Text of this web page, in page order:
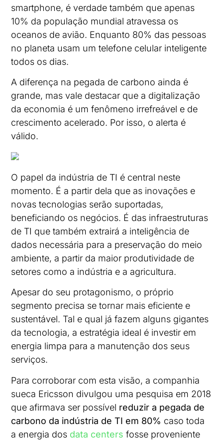
smartphone, é verdade também que apenas
10% da população mundial atravessa os
oceanos de avião. Enquanto 80% das pessoas
no planeta usam um telefone celular inteligente
todos os dias.
A diferença na pegada de carbono ainda é
grande, mas vale destacar que a digitalização
da economia é um fenômeno irrefreável e de
crescimento acelerado. Por isso, o alerta é
válido.
O papel da indústria de TI é central neste
momento. É a partir dela que as inovações e
novas tecnologias serão suportadas,
beneficiando os negócios. É das infraestruturas
de TI que também extrairá a inteligência de
dados necessária para a preservação do meio
ambiente, a partir da maior produtividade de
setores como a indústria e a agricultura.
Apesar do seu protagonismo, o próprio
segmento precisa se tornar mais eficiente e
sustentável. Tal e qual já fazem alguns gigantes
da tecnologia, a estratégia ideal é investir em
energia limpa para a manutenção dos seus
serviços.
Para corroborar com esta visão, a companhia
sueca Ericsson divulgou uma pesquisa em 2018
que afirmava ser possível reduzir a pegada de
carbono da indústria de TI em 80% caso toda
a energia dos data centers fosse proveniente